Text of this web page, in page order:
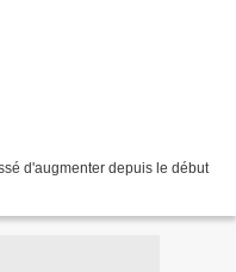
d'augmenter depuis le début